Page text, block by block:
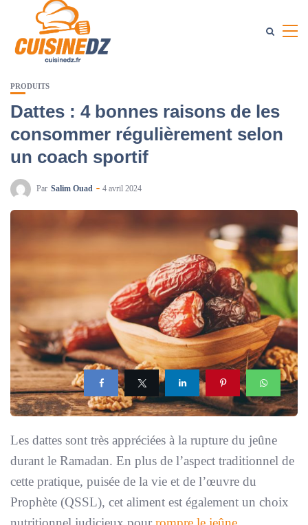
PRODUITS
Dattes : 4 bonnes raisons de les
consommer régulièrement selon
un coach sportif
Par Salim Ouad 4 avril 2024
Les dattes sont très appréciées à la rupture du jeûne
durant le Ramadan. En plus de l’aspect traditionnel de
cette pratique, puisée de la vie et de l’œuvre du
Prophète (QSSL), cet aliment est également un choix